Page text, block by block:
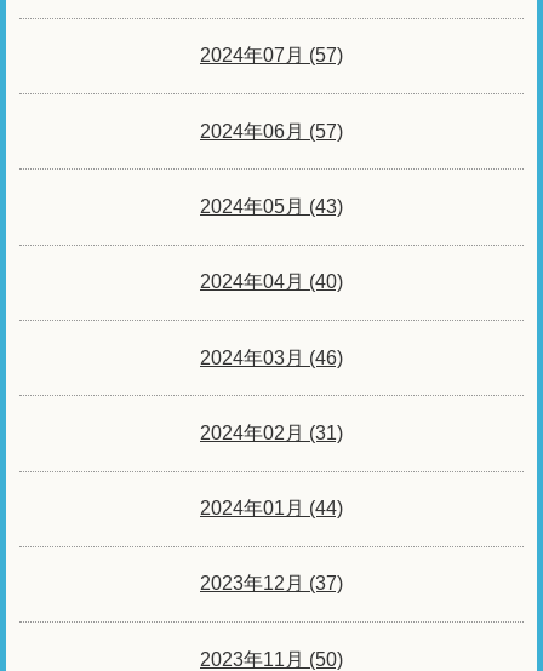
2024年07月 (57)
2024年06月 (57)
2024年05月 (43)
2024年04月 (40)
2024年03月 (46)
2024年02月 (31)
2024年01月 (44)
2023年12月 (37)
2023年11月 (50)